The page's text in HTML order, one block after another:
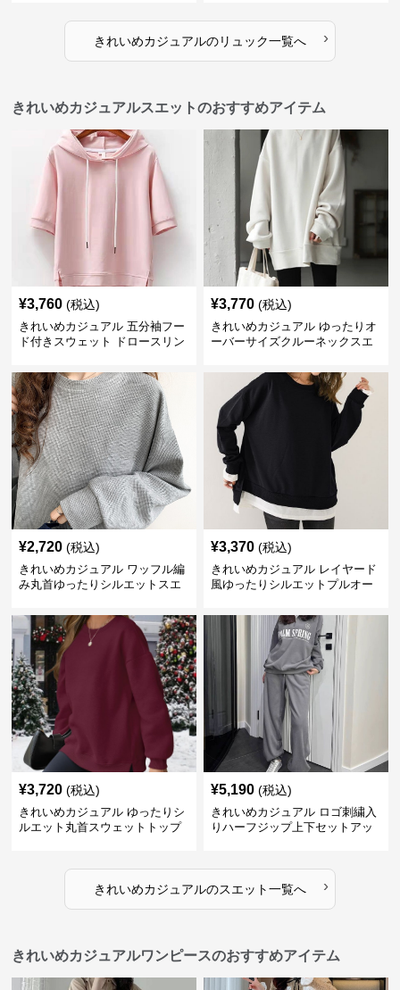
きれいめカジュアルのリュック一覧へ ›
きれいめカジュアルスエットのおすすめアイテム
¥3,760 (税込)
きれいめカジュアル 五分袖フー
ド付きスウェット ドロースリン
¥3,770 (税込)
きれいめカジュアル ゆったりオ
ーバーサイズクルーネックスエ
¥2,720 (税込)
きれいめカジュアル ワッフル編
み丸首ゆったりシルエットスエ
¥3,370 (税込)
きれいめカジュアル レイヤード
風ゆったりシルエットプルオー
¥3,720 (税込)
きれいめカジュアル ゆったりシ
ルエット丸首スウェットトップ
¥5,190 (税込)
きれいめカジュアル ロゴ刺繍入
りハーフジップ上下セットアッ
きれいめカジュアルのスエット一覧へ ›
きれいめカジュアルワンピースのおすすめアイテム